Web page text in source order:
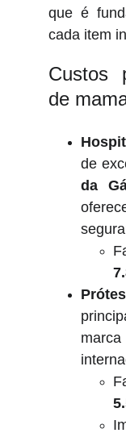
que é
cada item
Custos
de
de
da